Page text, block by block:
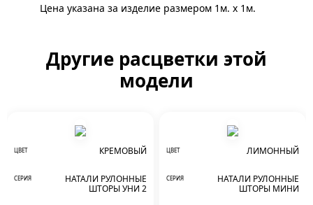
Цена указана за изделие размером 1м. x 1м.
Другие расцветки этой
модели
ЦВЕТ КРЕМОВЫЙ
СЕРИЯ
НАТАЛИ РУЛОННЫЕ
ШТОРЫ УНИ 2
ЦВЕТ ЛИМОННЫЙ
СЕРИЯ
НАТАЛИ РУЛОННЫЕ
ШТОРЫ МИНИ